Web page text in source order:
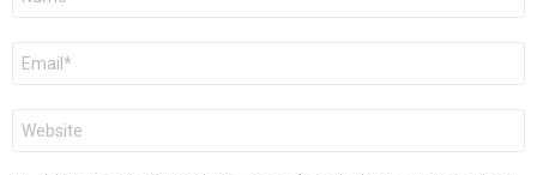
electrónico
*